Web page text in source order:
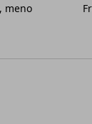
meno